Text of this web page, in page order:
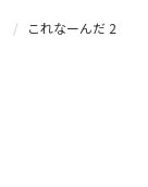
これなーんだ 2